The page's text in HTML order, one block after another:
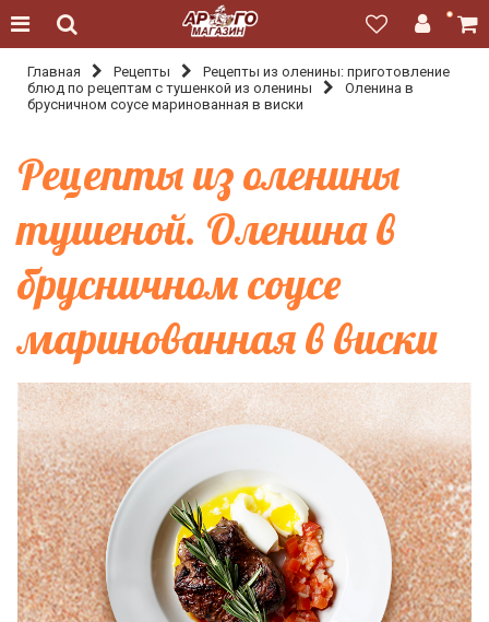
Главная Рецепты
Рецепты из оленины: приготовление
блюд по рецептам с тушенкой из оленины
Оленина в
брусничном соусе маринованная в виски
Рецепты из оленины
тушеной. Оленина в
брусничном соусе
маринованная в виски